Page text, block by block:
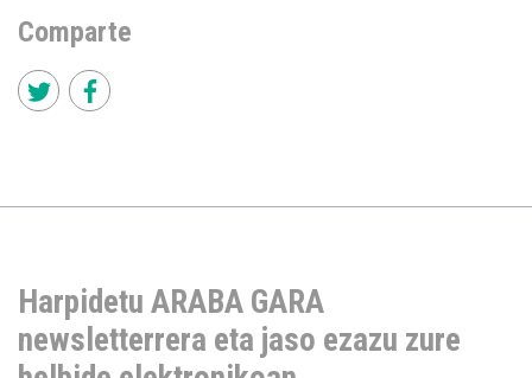
Comparte
Harpidetu ARABA GARA
newsletterrera eta jaso ezazu zure